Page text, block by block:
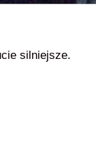
silniejsze.